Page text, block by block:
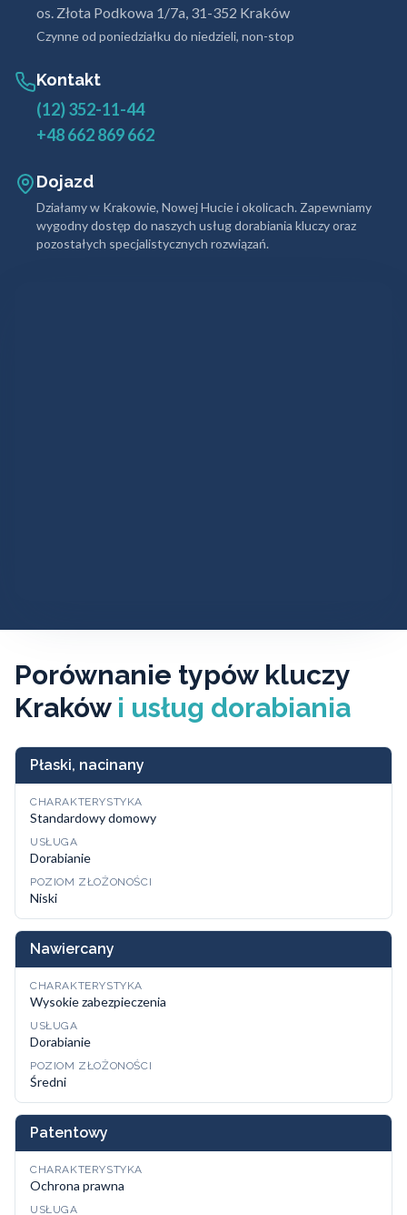
os. Złota Podkowa 1/7a, 31-352 Kraków
Czynne od poniedziałku do niedzieli, non-stop
Kontakt
(12) 352-11-44
+48 662 869 662
Dojazd
Działamy w Krakowie, Nowej Hucie i okolicach. Zapewniamy
wygodny dostęp do naszych usług dorabiania kluczy oraz
pozostałych specjalistycznych rozwiązań.
Porównanie typów kluczy
Kraków i usług dorabiania
Płaski, nacinany
CHARAKTERYSTYKA
Standardowy domowy
USŁUGA
Dorabianie
POZIOM ZŁOŻONOŚCI
Niski
Nawiercany
CHARAKTERYSTYKA
Wysokie zabezpieczenia
USŁUGA
Dorabianie
POZIOM ZŁOŻONOŚCI
Średni
Patentowy
CHARAKTERYSTYKA
Ochrona prawna
USŁUGA